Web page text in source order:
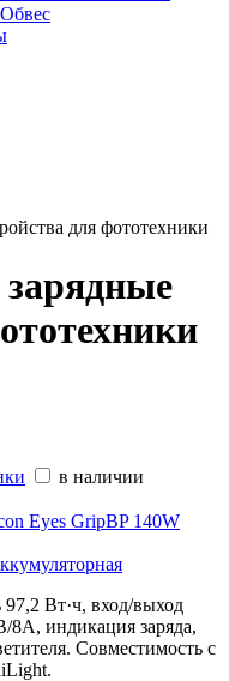
для фототехники
в наличии
Вт·ч, вход/выход
индикация заряда,
Совместимость с